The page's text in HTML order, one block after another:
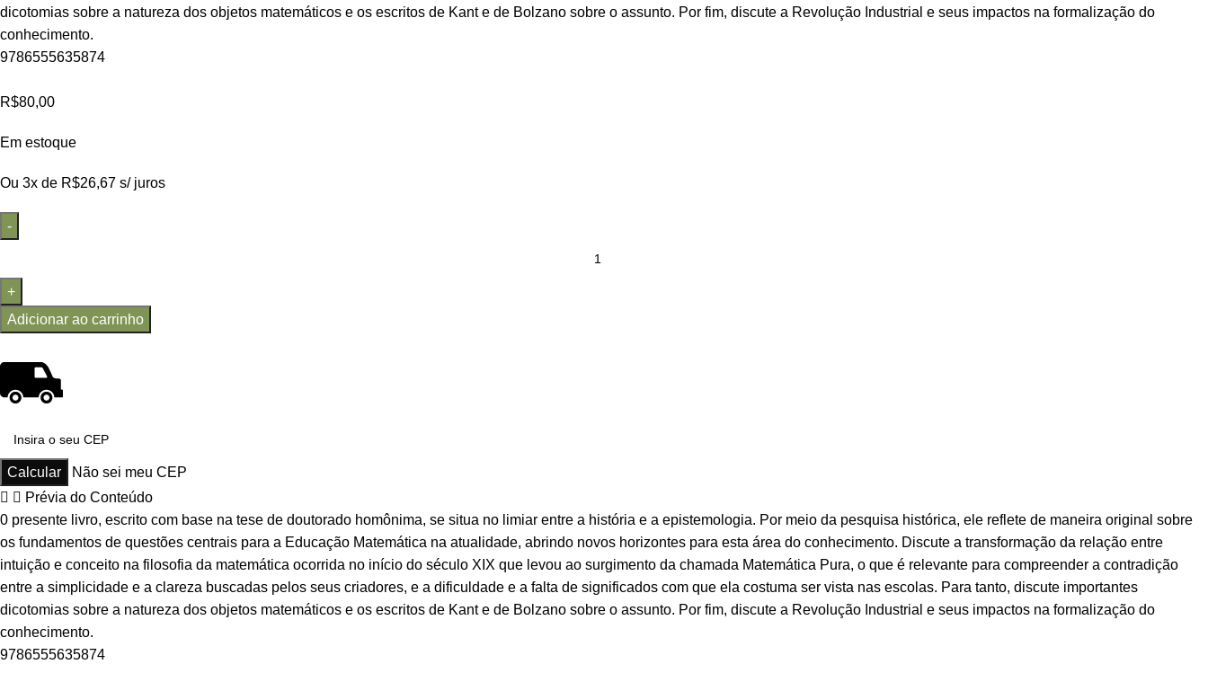
dicotomias sobre a natureza dos objetos matemáticos e os escritos de Kant e de Bolzano sobre o assunto. Por fim, discute a Revolução Industrial e seus impactos na formalização do
conhecimento.
9786555635874
R$80,00
Em estoque
Ou 3x de R$26,67 s/ juros
Adicionar ao carrinho
Não sei meu CEP
Prévia do Conteúdo
0 presente livro, escrito com base na tese de doutorado homônima, se situa no limiar entre a história e a epistemologia. Por meio da pesquisa histórica, ele reflete de maneira original sobre
os fundamentos de questões centrais para a Educação Matemática na atualidade, abrindo novos horizontes para esta área do conhecimento. Discute a transformação da relação entre
intuição e conceito na filosofia da matemática ocorrida no início do século XIX que levou ao surgimento da chamada Matemática Pura, o que é relevante para compreender a contradição
entre a simplicidade e a clareza buscadas pelos seus criadores, e a dificuldade e a falta de significados com que ela costuma ser vista nas escolas. Para tanto, discute importantes
dicotomias sobre a natureza dos objetos matemáticos e os escritos de Kant e de Bolzano sobre o assunto. Por fim, discute a Revolução Industrial e seus impactos na formalização do
conhecimento.
9786555635874